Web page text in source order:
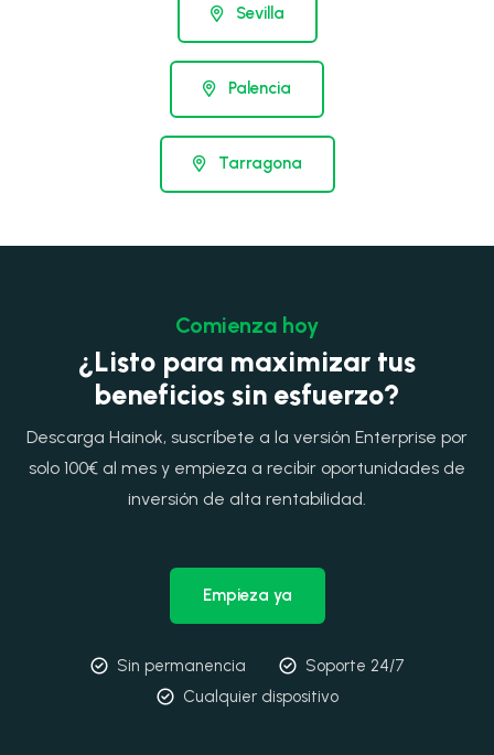
Sevilla
Palencia
Tarragona
Comienza hoy
¿Listo para maximizar tus
beneficios sin esfuerzo?
Descarga Hainok, suscríbete a la versión Enterprise por
solo 100€ al mes y empieza a recibir oportunidades de
inversión de alta rentabilidad.
Empieza ya
Sin permanencia
Soporte 24/7
Cualquier dispositivo